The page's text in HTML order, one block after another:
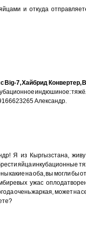
и откуда
7, Хайбрид Конвертер,
индюшиное:
Александр.
Я из Кыргызстана,
яйца инкубационные
какие на оба, вы могли бы
ужас
очень жаркая, может на